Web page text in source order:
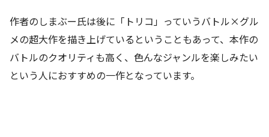
作者のしまぶー氏は後に「トリコ」っていうバトル×グル
メの超大作を描き上げているということもあって、本作の
バトルのクオリティも高く、色んなジャンルを楽しみたい
という人におすすめの一作となっています。